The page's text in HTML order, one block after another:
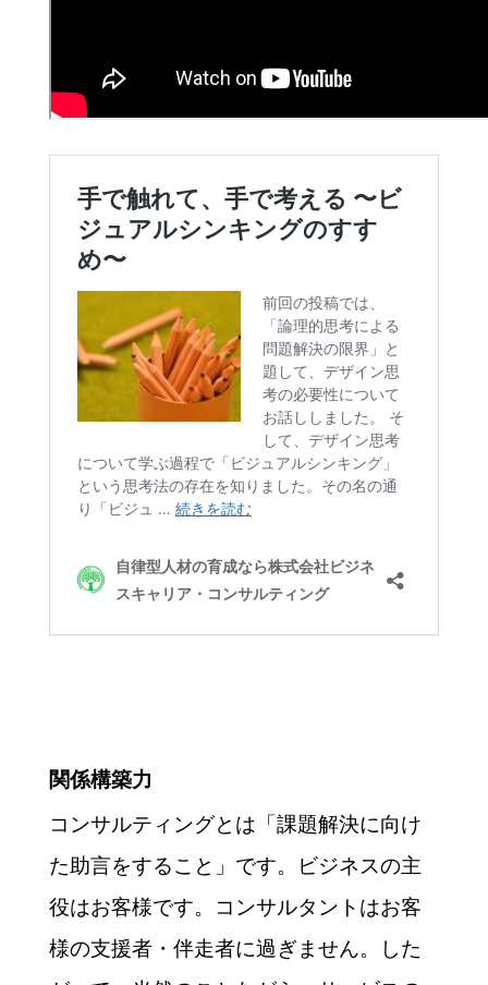
関係構築力
コンサルティングとは「課題解決に向け
た助言をすること」です。ビジネスの主
役はお客様です。コンサルタントはお客
様の支援者・伴走者に過ぎません。した